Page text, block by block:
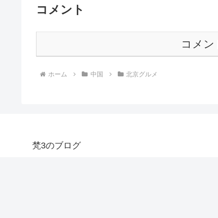
コメント
コメン
ホーム 中国 北京グルメ
梵3のブログ